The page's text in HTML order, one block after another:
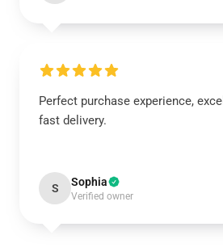
Perfect purchase experience,
fast delivery.
S Sophia
Verified owner